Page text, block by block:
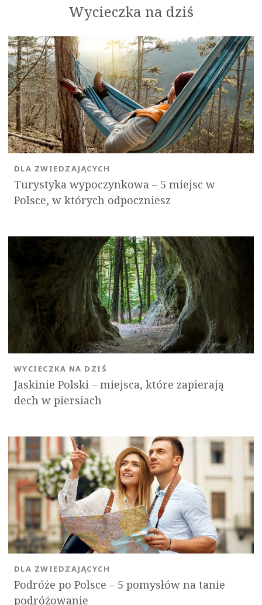
Wycieczka na dziś
Turystyka wypoczynkowa – 5 miejsc w
Polsce, w których odpoczniesz
DLA ZWIEDZAJĄCYCH
Jaskinie Polski – miejsca, które zapierają
dech w piersiach
WYCIECZKA NA DZIŚ
Podróże po Polsce – 5 pomysłów na tanie
podróżowanie
DLA ZWIEDZAJĄCYCH